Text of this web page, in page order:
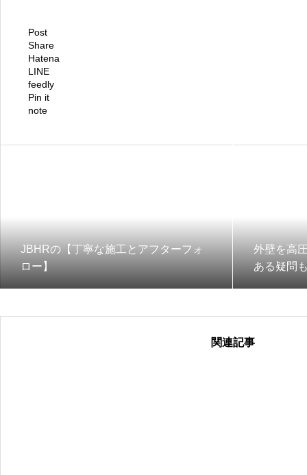
Post
Share
Hatena
LINE
feedly
Pin it
note
JBHRの【丁寧な施工とアフターフォ
ロー】
外壁を高
ある疑問
関連記事